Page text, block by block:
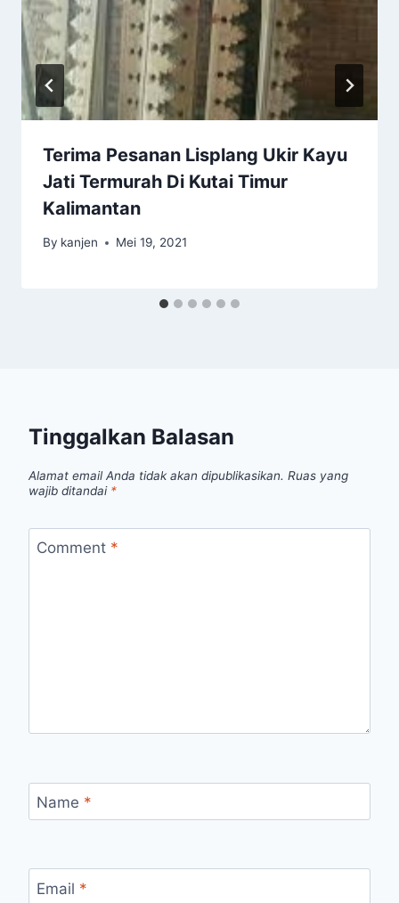
Terima Pesanan Lisplang Ukir Kayu
Jati Termurah Di Kutai Timur
Kalimantan
By kanjen Mei 19, 2021
Tinggalkan Balasan
Alamat email Anda tidak akan dipublikasikan. Ruas yang
wajib ditandai *
Comment *
Name *
Email *